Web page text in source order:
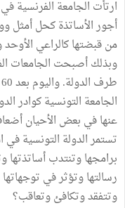
ارتأت الجامعة الفرنسية
أجور الأساتذة كحل أمثل
من قبضتها كالراعي
وبذلك أصبحت الجامعات
الجامعة التونسية كوادر
عنها في بعض الأحيان
تستمر الدولة التونسية في
برامجها وتنتدب
رسالتها وتؤثر في
وتتفقد وتكافئ وتعاقب؟